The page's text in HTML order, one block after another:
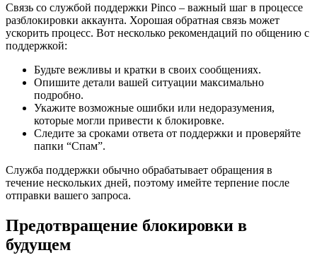
Связь со службой поддержки Pinco – важный шаг в процессе
разблокировки аккаунта. Хорошая обратная связь может
ускорить процесс. Вот несколько рекомендаций по общению с
поддержкой:
Будьте вежливы и кратки в своих сообщениях.
Опишите детали вашей ситуации максимально
подробно.
Укажите возможные ошибки или недоразумения,
которые могли привести к блокировке.
Следите за сроками ответа от поддержки и проверяйте
папки “Спам”.
Служба поддержки обычно обрабатывает обращения в
течение нескольких дней, поэтому имейте терпение после
отправки вашего запроса.
Предотвращение блокировки в
будущем